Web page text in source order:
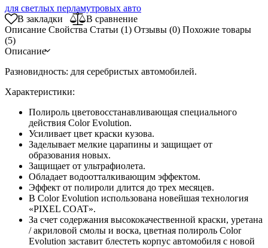
для светлых перламутровых авто
В закладки
В сравнение
Описание Свойства Статьи (1) Отзывы (0) Похожие товары
(5)
Описание
Разновидность: для серебристых автомобилей.
Характеристики:
Полироль цветовосстанавливающая специального
действия Color Evolution.
Усиливает цвет краски кузова.
Заделывает мелкие царапины и защищает от
образования новых.
Защищает от ультрафиолета.
Обладает водоотталкивающим эффектом.
Эффект от полироли длится до трех месяцев.
В Color Evolution использована новейшая технология
«PIXEL COAT».
За счет содержания высококачественной краски, уретана
/ акриловой смолы и воска, цветная полироль Color
Evolution заставит блестеть корпус автомобиля с новой